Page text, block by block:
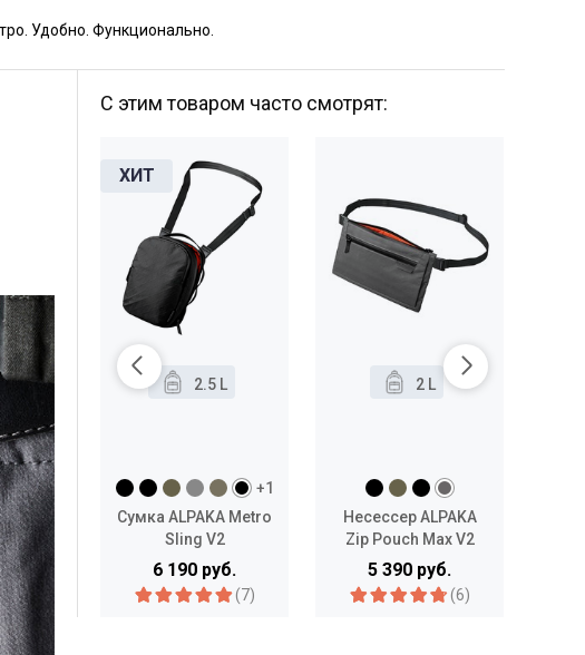
Удобно. Функционально.
С этим товаром часто смотрят:
2.5 L
+1
Сумка ALPAKA Metro
Sling V2
6 190 руб.
(7)
2 L
Несессер ALPAKA
Zip Pouch Max V2
5 390 руб.
(6)